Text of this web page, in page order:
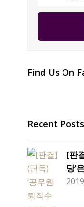
Find Us On
Recent Posts
[판
당’